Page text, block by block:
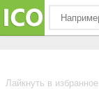
Лайкнуть в избранное